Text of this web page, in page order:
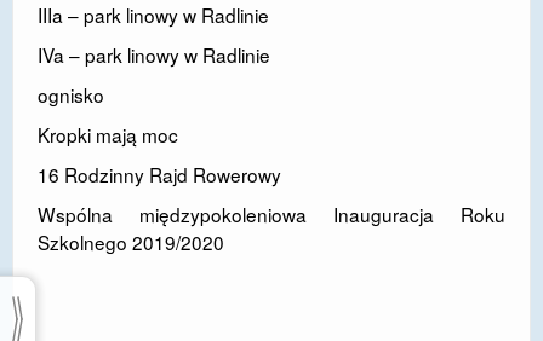
IIIa – park linowy w Radlinie
IVa – park linowy w Radlinie
ognisko
Kropki mają moc
16 Rodzinny Rajd Rowerowy
Wspólna międzypokoleniowa Inauguracja Roku
Szkolnego 2019/2020